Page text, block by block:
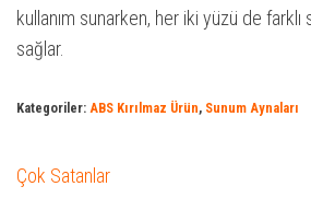
kullanım sunarken, her iki yüzü de farklı
sağlar.
Kategoriler: ABS Kırılmaz Ürün, Sunum Aynaları
Çok Satanlar